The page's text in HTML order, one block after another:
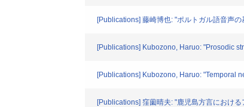
[Publications] 藤崎博也: "ポルトガル語音声
[Publications] Kubozono, Haruo: "Prosodic
[Publications] Kubozono, Haruo: "Temporal
[Publications] 窪薗晴夫: "鹿児島方言におけ